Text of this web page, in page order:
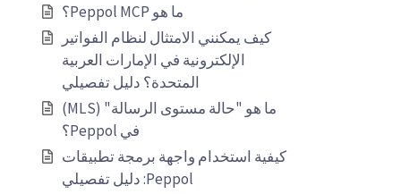
ما هو Peppol MCP؟
كيف يمكنني الامتثال لنظام الفواتير
الإلكترونية في الإمارات العربية
المتحدة؟ دليل تفصيلي
ما هو "حالة مستوى الرسالة" (MLS)
في Peppol؟
كيفية استخدام واجهة برمجة تطبيقات
Peppol: دليل تفصيلي